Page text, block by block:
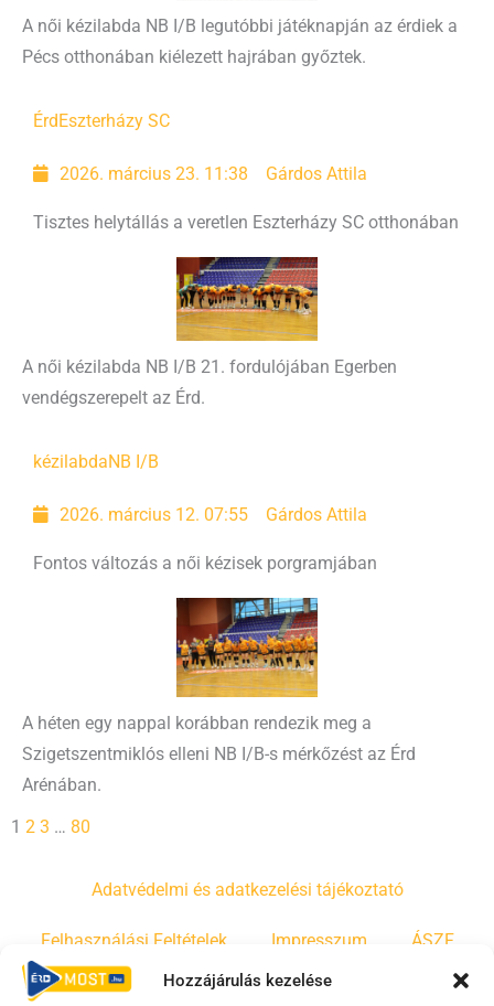
Hozzájárulás kezelése
A női kézilabda NB I/B legutóbbi játéknapján az érdiek a
Pécs otthonában kiélezett hajrában győztek.
Érd Eszterházy SC
2026. március 23. 11:38 Gárdos Attila
Tisztes helytállás a veretlen Eszterházy SC otthonában
A női kézilabda NB I/B 21. fordulójában Egerben
vendégszerepelt az Érd.
kézilabdaNB I/B
2026. március 12. 07:55 Gárdos Attila
Fontos változás a női kézisek porgramjában
A héten egy nappal korábban rendezik meg a
Szigetszentmiklós elleni NB I/B-s mérkőzést az Érd
Arénában.
1 2 3 … 80
Adatvédelmi és adatkezelési tájékoztató
Felhasználási Feltételek Impresszum ÁSZF
Irányelvek Moderálási szabályzat